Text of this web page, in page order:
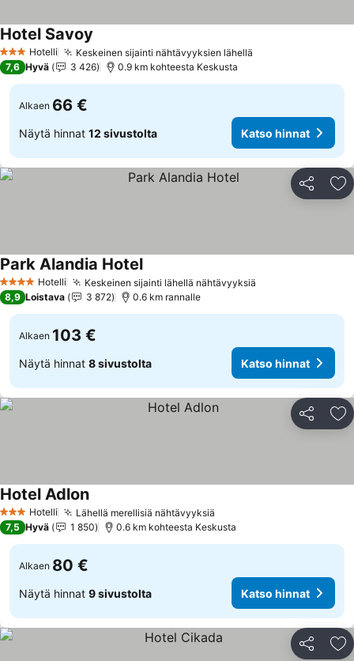
3 Tähtiluokitus
Hotelli Keskeinen sijainti nähtävyyksien lähellä
Hotel Savoy
7,6 Hyvä 3 426 0.9 km kohteesta Keskusta
Alkaen 66 €
Näytä hinnat 12 sivustolta Katso hinnat
Jaa
4 Tähtiluokitus
Hotelli Keskeinen sijainti lähellä nähtävyyksiä
Park Alandia HotelKatso hinnat
8,9 Loistava 3 872 0.6 km rannalle
Alkaen 103 €
Näytä hinnat 8 sivustolta Katso hinnat
Jaa
3 Tähtiluokitus
Hotelli Lähellä merellisiä nähtävyyksiä
Hotel AdlonKatso hinnat
7,5 Hyvä 1 850 0.6 km kohteesta Keskusta
Alkaen 80 €
Näytä hinnat 9 sivustolta Katso hinnat
Jaa